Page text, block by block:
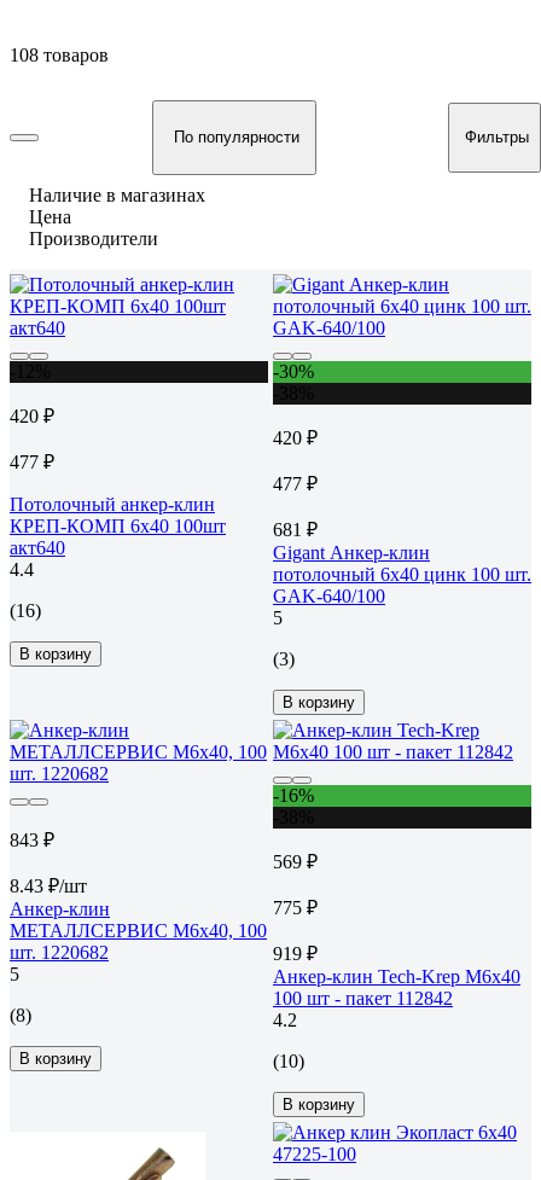
108 товаров
По популярности Фильтры
Наличие в магазинах
Цена
Производители
420 ₽
477 ₽
Потолочный анкер-клин
КРЕП-КОМП 6х40 100шт
акт640
4.4
(16)
В корзину
-30%
420 ₽
477 ₽
681 ₽
Gigant Анкер-клин
потолочный 6x40 цинк 100 шт.
GAK-640/100
5
(3)
В корзину
843 ₽
8.43 ₽/шт
Анкер-клин
МЕТАЛЛСЕРВИС М6x40, 100
шт. 1220682
5
(8)
В корзину
-16%
569 ₽
775 ₽
919 ₽
Анкер-клин Tech-Krep М6х40
100 шт - пакет 112842
4.2
(10)
В корзину